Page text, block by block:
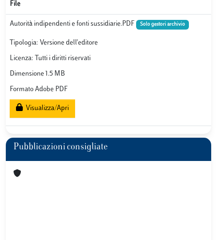
File
Autorità indipendenti e fonti sussidiarie.PDF Solo gestori archivio
Tipologia: Versione dell'editore
Licenza: Tutti i diritti riservati
Dimensione 1.5 MB
Formato Adobe PDF
Visualizza/Apri
Pubblicazioni consigliate